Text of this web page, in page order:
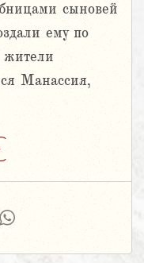
сыновей
ему по
жители
Манассия,